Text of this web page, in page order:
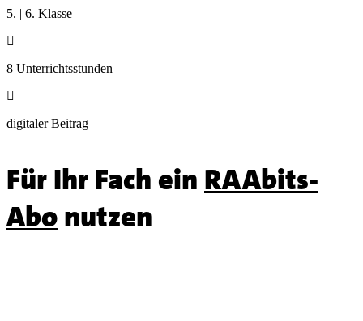
5. | 6. Klasse

8 Unterrichtsstunden

digitaler Beitrag
Für Ihr Fach ein RAAbits-
Abonutzen